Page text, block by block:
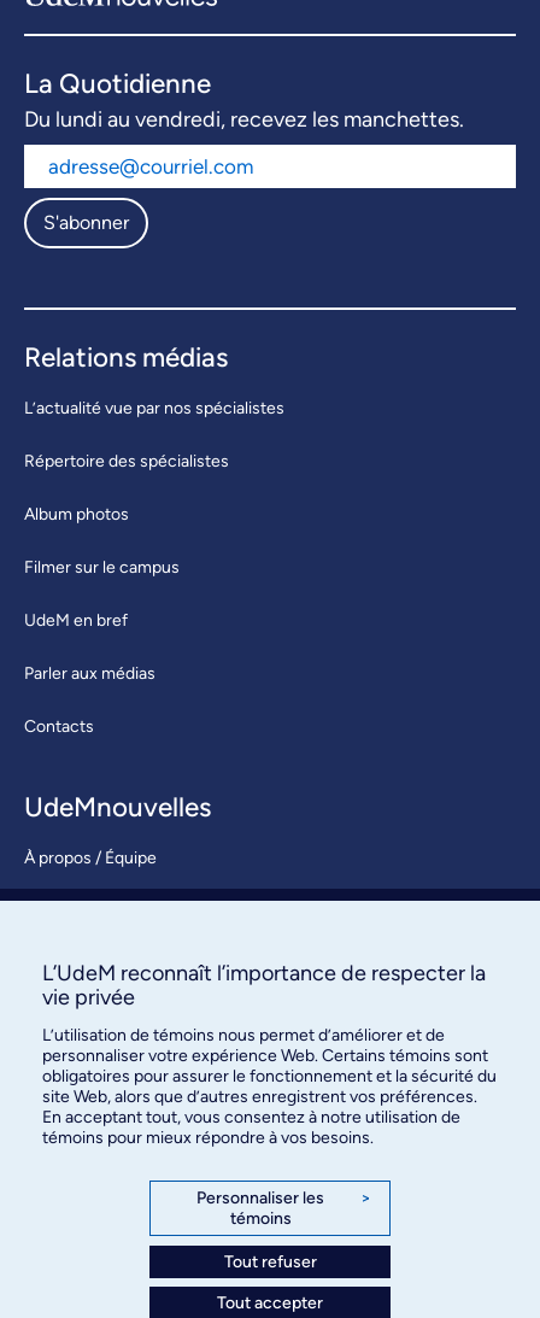
La Quotidienne
Du lundi au vendredi, recevez les manchettes.
S'abonner
Relations médias
L’actualité vue par nos spécialistes
Répertoire des spécialistes
Album photos
Filmer sur le campus
UdeM en bref
Parler aux médias
Contacts
UdeMnouvelles
À propos / Équipe
S’abonner
des relations publiques
3744, rue Jean-Brillant, bureau 490
Montréal (Québec) H3T 1P1
L’UdeM reconnaît l’importance de respecter la
vie privée
L’utilisation de témoins nous permet d’améliorer et de
personnaliser votre expérience Web. Certains témoins sont
obligatoires pour assurer le fonctionnement et la sécurité du
site Web, alors que d’autres enregistrent vos préférences.
En acceptant tout, vous consentez à notre utilisation de
témoins pour mieux répondre à vos besoins.
Personnaliser les
témoins
>
Tout refuser
Tout accepter